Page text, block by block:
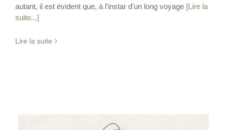
autant, il est évident que, à l'instar d'un long voyage [Lire la
suite...]
Lire la suite